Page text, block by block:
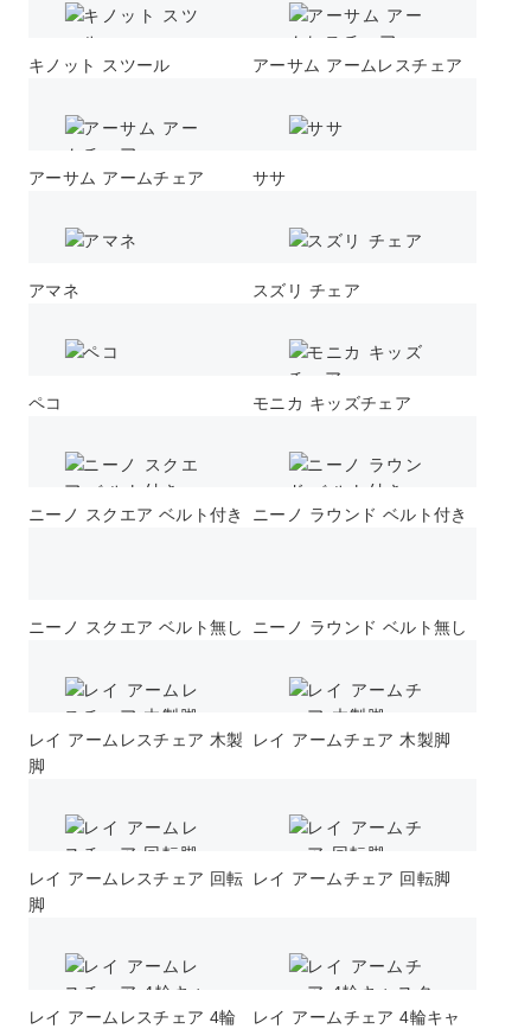
キノット スツール アーサム アームレスチェア
アーサム アームチェア ササ
アマネ スズリ チェア
ペコ モニカ キッズチェア
ニーノ スクエア ベルト付き ニーノ ラウンド ベルト付き
ニーノ スクエア ベルト無し ニーノ ラウンド ベルト無し
レイ アームレスチェア 木製
脚
レイ アームチェア 木製脚
レイ アームレスチェア 回転
脚
レイ アームチェア 回転脚
レイ アームレスチェア 4輪 レイ アームチェア 4輪キャ